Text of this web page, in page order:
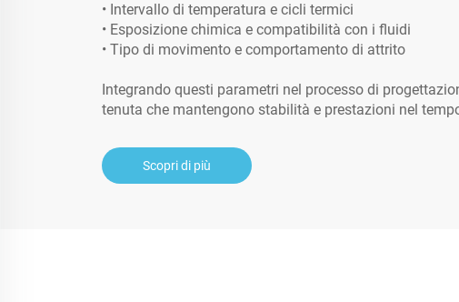
• Intervallo di temperatura e cicli termici
• Esposizione chimica e compatibilità con i fluidi
• Tipo di movimento e comportamento di attrito
Integrando questi parametri nel processo di
tenuta che mantengono stabilità e prestazioni nel
Scopri di più